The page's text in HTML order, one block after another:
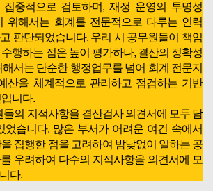
중적으로 검토하며, 재정 운영의 투명성
위해서는 회계를 전문적으로 다루는 인력
판단되었습니다. 우리 시 공무원들이 책임
행하는 점은 높이 평가하나, 결산의 정확성
서는 단순한 행정업무를 넘어 회계 전문지
산을 체계적으로 관리하고 점검하는 기반
니다.
들의 지적사항을 결산검사 의견서에 모두 담
었습니다. 많은 부서가 어려운 여건 속에서
집행한 점을 고려하여 밤낮없이 일하는 공
우려하여 다수의 지적사항을 의견서에 모
다.